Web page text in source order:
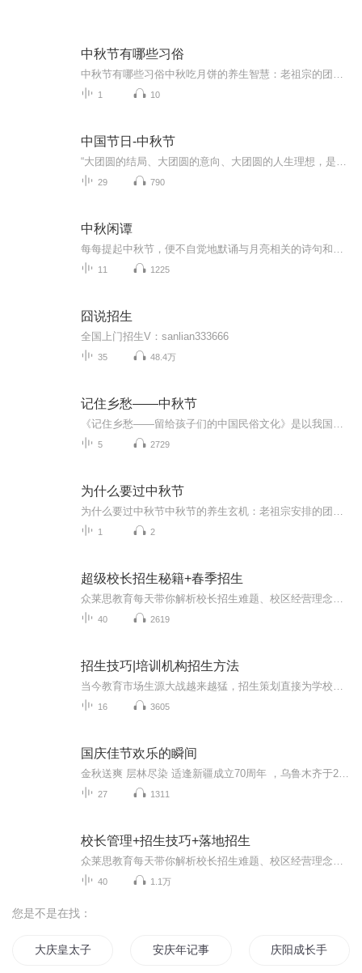
中秋节有哪些习俗
1 10
中国节日-中秋节
29 790
中秋闲谭
11 1225
囧说招生
全国上门招生V：sanlian333666
35 48.4万
记住乡愁——中秋节
5 2729
为什么要过中秋节
1 2
超级校长招生秘籍+春季招生
40 2619
招生技巧|培训机构招生方法
16 3605
国庆佳节欢乐的瞬间
27 1311
校长管理+招生技巧+落地招生
40 1.1万
您是不是在找：
大庆皇太子 安庆年记事 庆阳成长手札